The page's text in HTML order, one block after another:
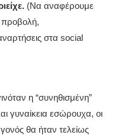
(Να αναφέρουμε
στα social
η “συνηθισμένη”
γυναίκεια εσώρουχα, οι
θα ήταν τελείως